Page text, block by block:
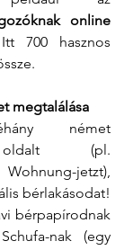
online
700 hasznos
megtalálása
német
oldalt (pl.
jetzt),
bérlakásodat!
bérpapírodnak
nak (egy